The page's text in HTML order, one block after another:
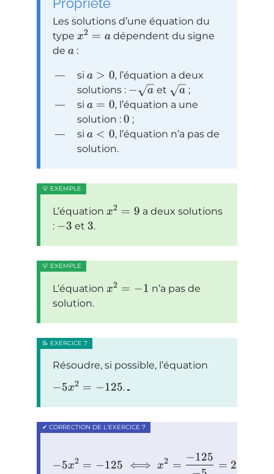
Propriété
Les solutions d’une équation du
type x2 = adépendent du signe
de a :
si a > 0, l’équation a deux
solutions : − a et a ;
si a = 0, l’équation a une
solution : 0 ;
si a < 0, l’équation n’a pas de
solution.
L’équation x2 = 9 a deux solutions
: −3 et 3.
L’équation x2 = −1 n’a pas de
solution.
Résoudre, si possible, l’équation
−5x2 = −125.
−5x2 = −125 ⟺ x2 =
−125
= 25